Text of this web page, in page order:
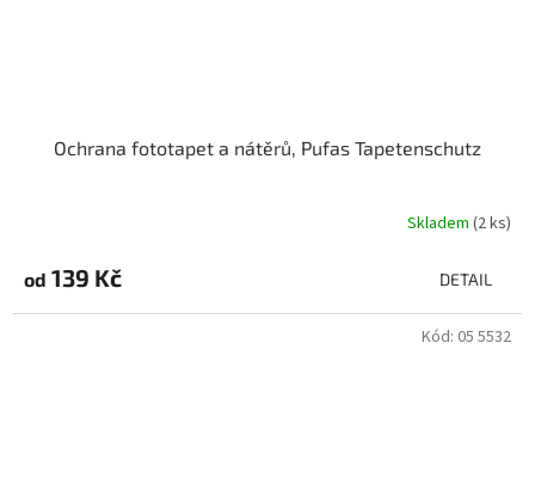
Ochrana fototapet a nátěrů, Pufas Tapetenschutz
Skladem (2 ks)
od 139 Kč DETAIL
Kód: 05 5532